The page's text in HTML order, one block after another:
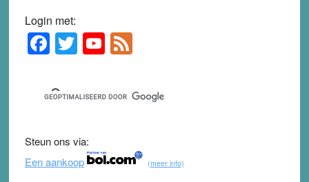
Login met:
Primary
Sidebar
F
a
c
e
b
o
T
wi
tt
er
Y
o
u
T
b
F
e
d
Steun ons via:
Een aankoop
(meer info)